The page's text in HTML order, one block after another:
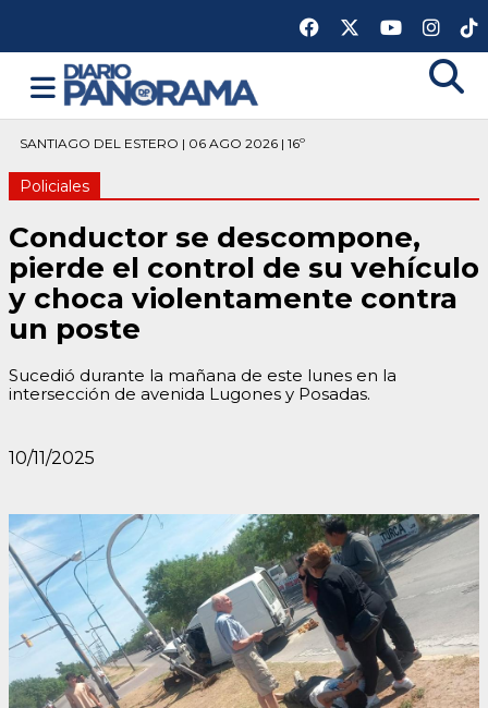
SANTIAGO DEL ESTERO | 06 AGO 2026 | 16º
Policiales
Conductor se descompone,
pierde el control de su vehículo
y choca violentamente contra
un poste
Sucedió durante la mañana de este lunes en la
intersección de avenida Lugones y Posadas.
10/11/2025